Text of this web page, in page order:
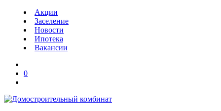
Акции
Заселение
Новости
Ипотека
Вакансии
0